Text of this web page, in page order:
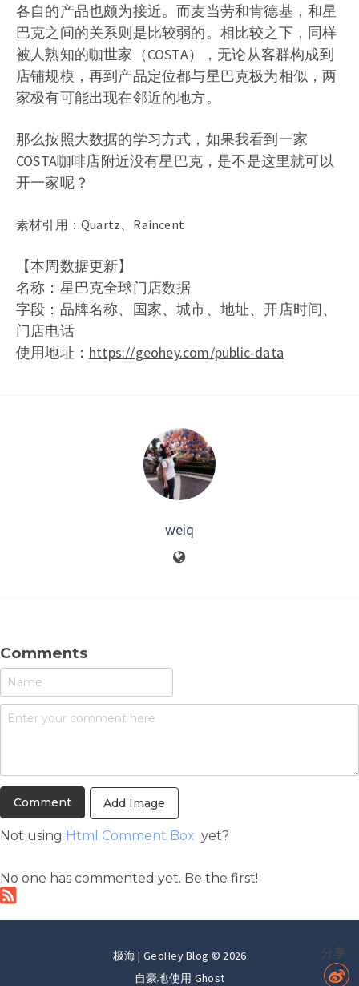
各自的产品也颇为接近。而麦当劳和肯德基，和星
巴克之间的关系则是比较弱的。相比较之下，同样
被人熟知的咖世家（COSTA），无论从客群构成到
店铺规模，再到产品定位都与星巴克极为相似，两
家极有可能出现在邻近的地方。
那么按照大数据的学习方式，如果我看到一家
COSTA咖啡店附近没有星巴克，是不是这里就可以
开一家呢？
素材引用：Quartz、Raincent
【本周数据更新】
名称：星巴克全球门店数据
字段：品牌名称、国家、城市、地址、开店时间、
门店电话
使用地址： https://geohey.com/public-data
weiq
Comments
Add Image
Not using Html Comment Box yet?
No one has commented yet. Be the first!
极海 | GeoHey Blog © 2026
自豪地使用 Ghost
分享